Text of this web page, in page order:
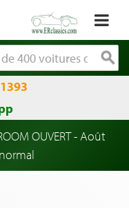
OUVERT - Août